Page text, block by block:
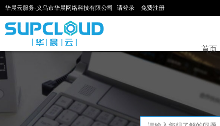
华晨云服务-义乌市华晨网络科技有限公司 请登录 免费注册
首页